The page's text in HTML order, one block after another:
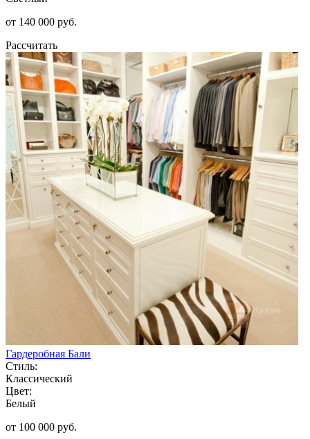
от 140 000 руб.
Рассчитать
Гардеробная Бали
Стиль:
Классический
Цвет:
Белый
от 100 000 руб.